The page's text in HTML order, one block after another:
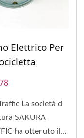
Elettrico Per
La società di
SAKURA
ha ottenuto il